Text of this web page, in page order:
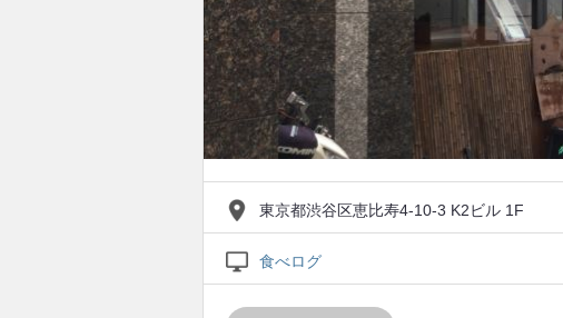
東京都渋谷区恵比寿4-10-3 K2ビル 1F
食べログ